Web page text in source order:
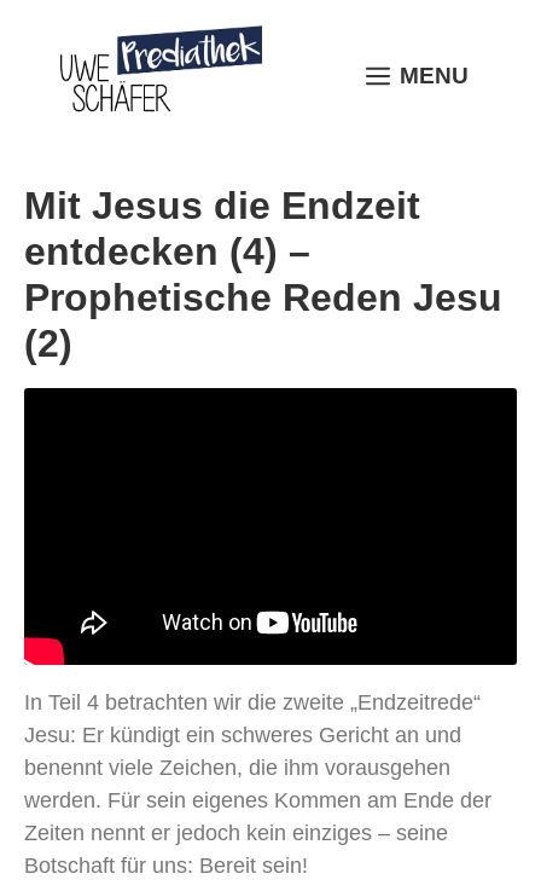
content
MENU
MENU
Mit Jesus die Endzeit
entdecken (4) –
Prophetische Reden Jesu
(2)
In Teil 4 betrachten wir die zweite „Endzeitrede“
Jesu: Er kündigt ein schweres Gericht an und
benennt viele Zeichen, die ihm vorausgehen
werden. Für sein eigenes Kommen am Ende der
Zeiten nennt er jedoch kein einziges – seine
Botschaft für uns: Bereit sein!